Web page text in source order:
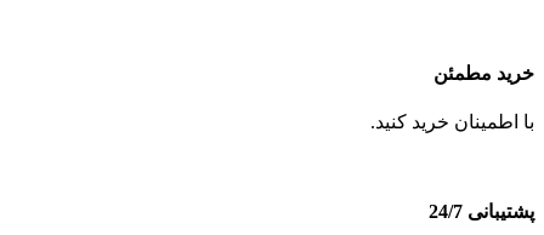
خرید مطمئن
با اطمینان خرید کنید.
پشتیبانی 24/7